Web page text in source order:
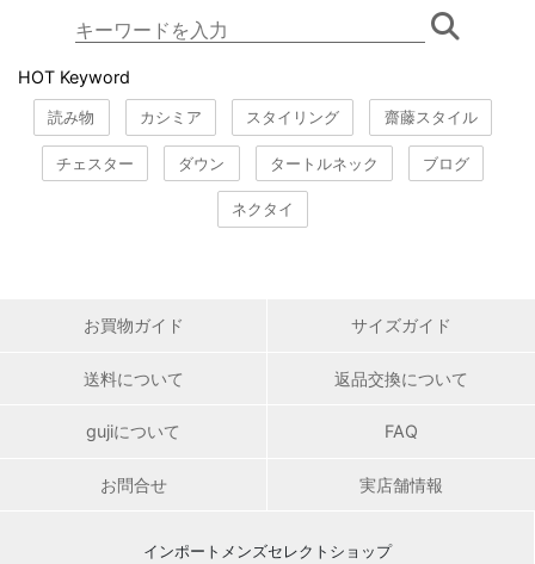
HOT Keyword
読み物 カシミア スタイリング 齋藤スタイル
チェスター ダウン タートルネック ブログ
ネクタイ
お買物ガイド サイズガイド
送料について 返品交換について
gujiについて FAQ
お問合せ 実店舗情報
インポートメンズセレクトショップ